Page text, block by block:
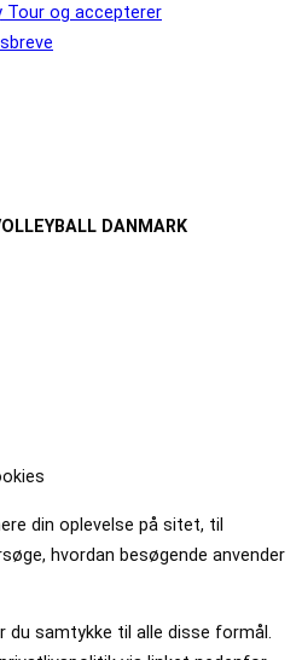
Tour og accepterer
DANMARK
din oplevelse på sitet, til
hvordan besøgende anvender
du samtykke til alle disse formål.